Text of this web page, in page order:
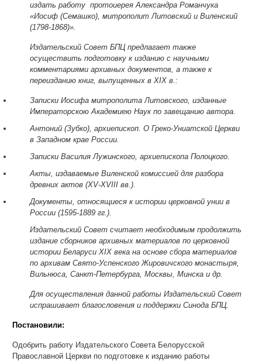
издать работу протоиерея Александра Романчука
«Иосиф (Семашко), митрополит Литовский и Виленский
(1798-1868)».
Издательский Совет БПЦ предлагает также
осуществить подготовку к изданию с научными
комментариями архивных документов, а также к
переизданию книг, выпущенных в ХIХ в.:
Записки Иосифа митрополита Литовского, изданные
Императорскою Академиею Наук по завещанию автора.
Антоний (Зубко), архиепископ. О Греко-Униатской Церкви
в Западном крае России.
Записки Василия Лужинского, архиепископа Полоцкого.
Акты, издаваемые Виленской комиссией для разбора
древних актов (ХV-XVIII вв.).
Документы, относящиеся к истории церковной унии в
России (1595-1889 гг.).
Издательский Совет считает необходимым продолжить
издание сборников архивных материалов по церковной
истории Беларуси ХIХ века на основе сбора материалов
по архивам Свято-Успенского Жировичского монастыря,
Вильнюса, Санкт-Петербурга, Москвы, Минска и др.
Для осуществления данной работы Издательский Совет
испрашивает благословения и поддержки Синода БПЦ.
Постановили:
Одобрить работу Издательского Совета Белорусской
Православной Церкви по подготовке к изданию работы